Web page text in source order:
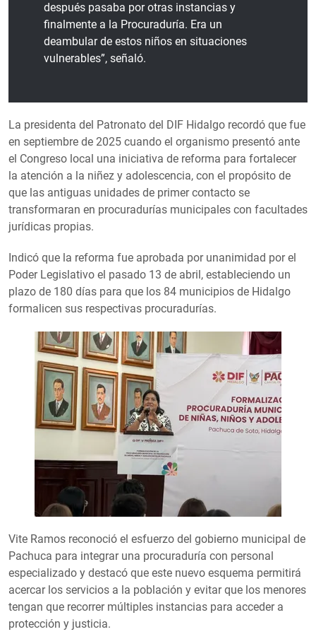
después pasaba por otras instancias y
finalmente a la Procuraduría. Era un
deambular de estos niños en situaciones
vulnerables”, señaló.
La presidenta del Patronato del DIF Hidalgo recordó que fue
en septiembre de 2025 cuando el organismo presentó ante
el Congreso local una iniciativa de reforma para fortalecer
la atención a la niñez y adolescencia, con el propósito de
que las antiguas unidades de primer contacto se
transformaran en procuradurías municipales con facultades
jurídicas propias.
Indicó que la reforma fue aprobada por unanimidad por el
Poder Legislativo el pasado 13 de abril, estableciendo un
plazo de 180 días para que los 84 municipios de Hidalgo
formalicen sus respectivas procuradurías.
Vite Ramos reconoció el esfuerzo del gobierno municipal de
Pachuca para integrar una procuraduría con personal
especializado y destacó que este nuevo esquema permitirá
acercar los servicios a la población y evitar que los menores
tengan que recorrer múltiples instancias para acceder a
protección y justicia.